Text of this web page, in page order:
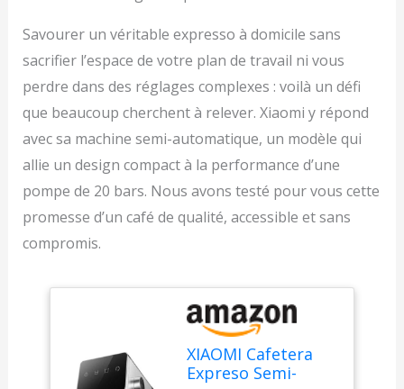
Savourer un véritable expresso à domicile sans
sacrifier l’espace de votre plan de travail ni vous
perdre dans des réglages complexes : voilà un défi
que beaucoup cherchent à relever. Xiaomi y répond
avec sa machine semi-automatique, un modèle qui
allie un design compact à la performance d’une
pompe de 20 bars. Nous avons testé pour vous cette
promesse d’un café de qualité, accessible et sans
compromis.
XIAOMI Cafetera
Expreso Semi-